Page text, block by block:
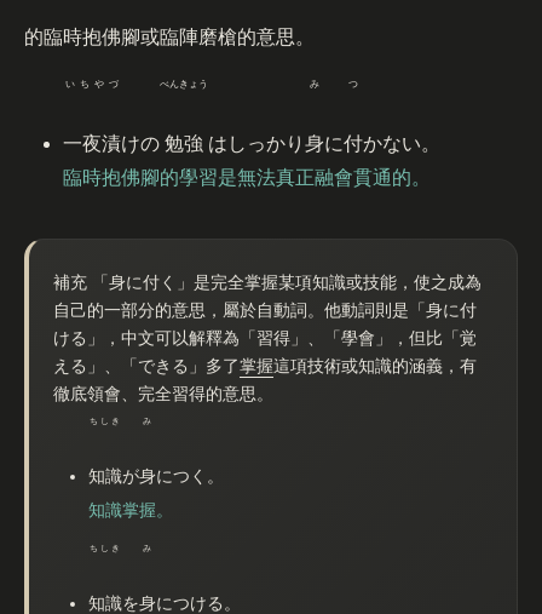
的臨時抱佛腳或臨陣磨槍的意思。
一夜漬
いちやづ
けの 勉強
べんきょう
はしっかり 身
み
に付
つ
かない。
臨時抱佛腳的學習是無法真正融會貫通的。
補充
自己的一部分的意思，屬於自動詞。他動詞則是「身に付
ける」，中文可以解釋為「習得」、「學會」，但比「覚
える」、「できる」多了掌握這項技術或知識的涵義，有
徹底領會、完全習得的意思。
知識
ちしき
が身
み
につく。
知識掌握。
知識
ちしき
を身
み
につける。